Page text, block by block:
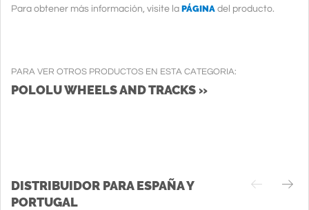
Para obtener más información, visite la PÁGINA del producto.
PARA VER OTROS PRODUCTOS EN ESTA CATEGORIA:
POLOLU WHEELS AND TRACKS »
DISTRIBUIDOR PARA ESPAÑA Y
PORTUGAL